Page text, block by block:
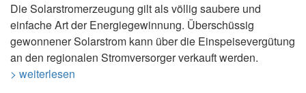
Die Solarstromerzeugung gilt als völlig saubere und
einfache Art der Energiegewinnung. Überschüssig
gewonnener Solarstrom kann über die Einspeisevergütung
an den regionalen Stromversorger verkauft werden.
> weiterlesen